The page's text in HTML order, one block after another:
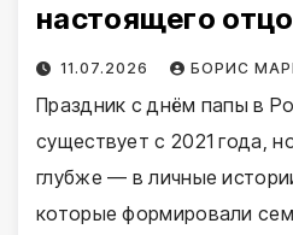
настоящего
11.07.2026 БОРИС
Праздник с днём папы в
существует с 2021 года,
глубже — в личные
которые формировали